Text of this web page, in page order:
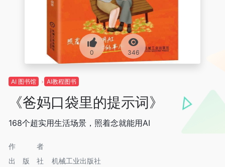
0 346
AI 图书馆 AI教程图书
《爸妈口袋里的提示词》
168个超实用生活场景，照着念就能用AI
作者
出版社
机械工业出版社